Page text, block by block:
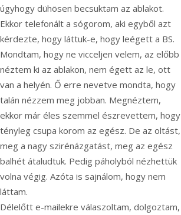
úgyhogy dühösen becsuktam az ablakot.
Ekkor telefonált a sógorom, aki egyből azt
kérdezte, hogy láttuk-e, hogy leégett a BS.
Mondtam, hogy ne vicceljen velem, az előbb
néztem ki az ablakon, nem égett az le, ott
van a helyén. Ő erre nevetve mondta, hogy
talán nézzem meg jobban. Megnéztem,
ekkor már éles szemmel észrevettem, hogy
tényleg csupa korom az egész. De az oltást,
meg a nagy szirénázgatást, meg az egész
balhét átaludtuk. Pedig páholyból nézhettük
volna végig. Azóta is sajnálom, hogy nem
láttam.
Délelőtt e-mailekre válaszoltam, dolgoztam,